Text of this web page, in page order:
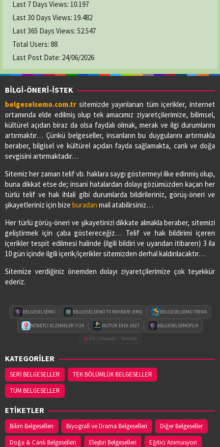
Last 7 Days Views: 10.197
Last 30 Days Views: 19.482
Last 365 Days Views: 52.547
Total Users: 88
Last Post Date: 24/06/2026
BİLGİ-ÖNERİ-İSTEK
belgeselsemo.com.tr sitemizde yayınlanan tüm içerikler, internet
ortamında elde edilmiş olup tek amacımız ziyaretçilerimize, bilimsel,
kültürel açıdan biraz da olsa faydalı olmak, merak ve ilgi durumlarını
artırmaktır… Çünkü belgeseller, insanların bu duygularını artırmakla
beraber, bilgisel ve kültürel açıdan fayda sağlamakta, canlı ve doğa
sevgisini artırmaktadır…
Sitemiz her zaman telif vb. haklara saygı göstermeyi ilke edinmiş olup,
buna dikkat etse de; insani hatalardan dolayı gözümüzden kaçan her
türlü telif ve hak ihlali gibi durumlarda bildirileriniz, görüş-öneri ve
şikayetleriniz için bize buradan mail atabilirsiniz…
Her türlü görüş-öneri ve şikayetinizi dikkate almakla beraber, sitemizi
geliştirmek için çaba göstereceğiz… Telif ve hak bildirimi içeren
içerikler tespit edilmesi halinde (ilgili bildiri ve uyarıdan itibaren) 3 ila
10 gün içinde ilgili içerik/içerikler sitemizden derhal kaldırılacaktır…
Sitemize verdiğiniz önemden dolayı ziyaretçilerimize çok teşekkür
ederiz.
BELGESELSEMO BELGESELSEMO TV REHBERİ (EPG) BELGESELSEMO TRIVIA
NÖBETÇİ ECZANELER 7/24 NUTUK 1919-1927
BELGESELSEMOFLIX
iOS / Huawei — Yakında
KATEGORİLER
SERİ BELGESELLER
TEK BÖLÜMLÜK BELGESELLER
TÜM BELGESELLER
ETİKETLER
Bilim Belgeselleri Biyografi ve Drama Belgeselleri
Diğer Belgeseller
Doğa & Canlı Belgeselleri
Eleştiri Belgeselleri
Eğitici Animasyon